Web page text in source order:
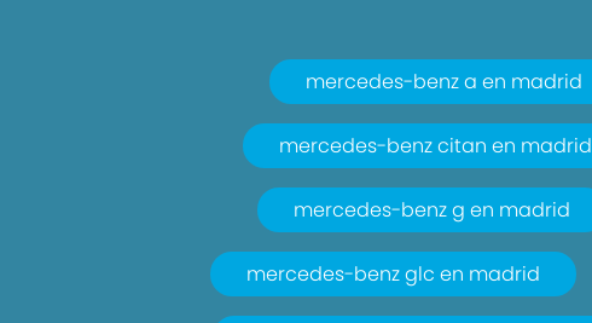
mercedes-benz a en madrid
mercedes-benz citan en madrid
mercedes-benz g en madrid
mercedes-benz glc en madrid